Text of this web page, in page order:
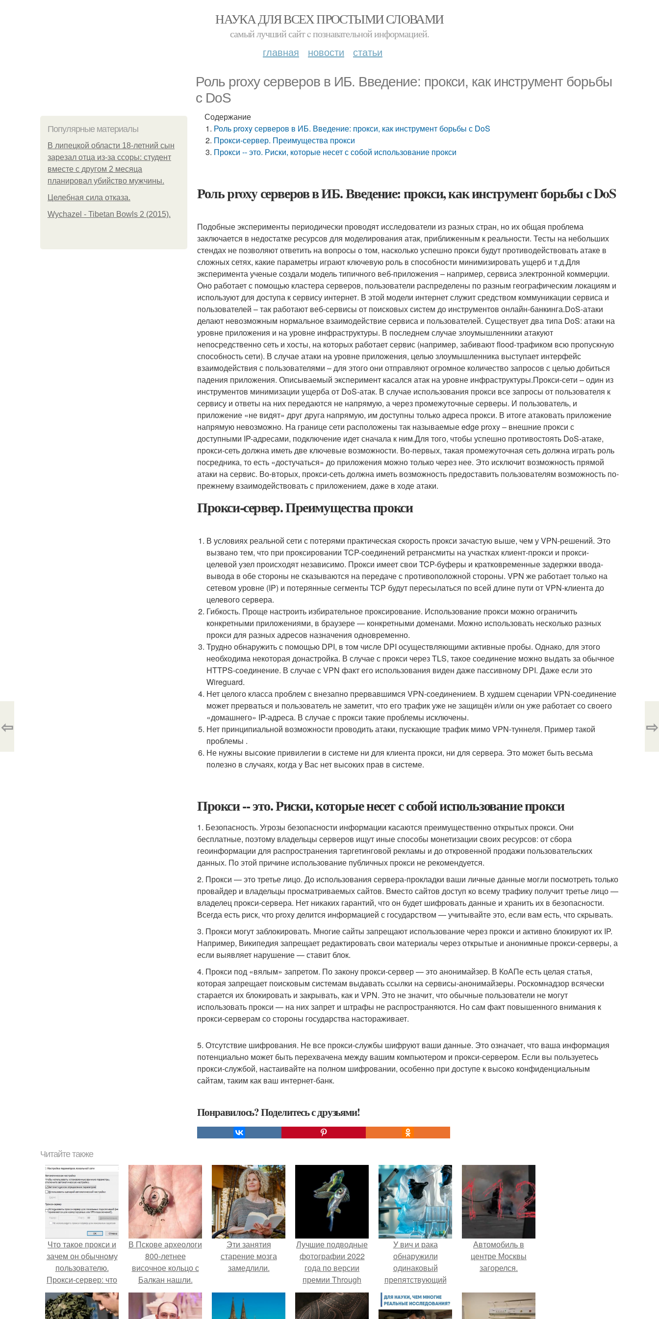
НАУКА ДЛЯ ВСЕХ ПРОСТЫМИ СЛОВАМИ
самый лучший сайт c познавательной информацией.
главная новости статьи
Роль proxy серверов в ИБ. Введение: прокси, как инструмент борьбы
с DoS
Популярные материалы
В липецкой области 18-летний сын
зарезал отца из-за ссоры: студент
вместе с другом 2 месяца
планировал убийство мужчины.
Целебная сила отказа.
Wychazel - Tibetan Bowls 2 (2015).
Содержание
Роль proxy серверов в ИБ. Введение: прокси, как инструмент борьбы с DoS
Прокси-сервер. Преимущества прокси
Прокси -- это. Риски, которые несет с собой использование прокси
Роль proxy серверов в ИБ. Введение: прокси, как инструмент борьбы с DoS
Подобные эксперименты периодически проводят исследователи из разных стран, но их общая проблема
заключается в недостатке ресурсов для моделирования атак, приближенным к реальности. Тесты на небольших
стендах не позволяют ответить на вопросы о том, насколько успешно прокси будут противодействовать атаке в
сложных сетях, какие параметры играют ключевую роль в способности минимизировать ущерб и т.д.Для
эксперимента ученые создали модель типичного веб-приложения – например, сервиса электронной коммерции.
Оно работает с помощью кластера серверов, пользователи распределены по разным географическим локациям и
используют для доступа к сервису интернет. В этой модели интернет служит средством коммуникации сервиса и
пользователей – так работают веб-сервисы от поисковых систем до инструментов онлайн-банкинга.DoS-атаки
делают невозможным нормальное взаимодействие сервиса и пользователей. Существует два типа DoS: атаки на
уровне приложения и на уровне инфраструктуры. В последнем случае злоумышленники атакуют
непосредственно сеть и хосты, на которых работает сервис (например, забивают flood-трафиком всю пропускную
способность сети). В случае атаки на уровне приложения, целью злоумышленника выступает интерфейс
взаимодействия с пользователями – для этого они отправляют огромное количество запросов с целью добиться
падения приложения. Описываемый эксперимент касался атак на уровне инфраструктуры.Прокси-сети – один из
инструментов минимизации ущерба от DoS-атак. В случае использования прокси все запросы от пользователя к
сервису и ответы на них передаются не напрямую, а через промежуточные серверы. И пользователь, и
приложение «не видят» друг друга напрямую, им доступны только адреса прокси. В итоге атаковать приложение
напрямую невозможно. На границе сети расположены так называемые edge proxy – внешние прокси с
доступными IP-адресами, подключение идет сначала к ним.Для того, чтобы успешно противостоять DoS-атаке,
прокси-сеть должна иметь две ключевые возможности. Во-первых, такая промежуточная сеть должна играть роль
посредника, то есть «достучаться» до приложения можно только через нее. Это исключит возможность прямой
атаки на сервис. Во-вторых, прокси-сеть должна иметь возможность предоставить пользователям возможность по-
прежнему взаимодействовать с приложением, даже в ходе атаки.
Прокси-сервер. Преимущества прокси
В условиях реальной сети с потерями практическая скорость прокси зачастую выше, чем у VPN-решений. Это
вызвано тем, что при проксировании TCP-соединений ретрансмиты на участках клиент-прокси и прокси-
целевой узел происходят независимо. Прокси имеет свои TCP-буферы и кратковременные задержки ввода-
вывода в обе стороны не сказываются на передаче с противоположной стороны. VPN же работает только на
сетевом уровне (IP) и потерянные сегменты TCP будут пересылаться по всей длине пути от VPN-клиента до
целевого сервера.
Гибкость. Проще настроить избирательное проксирование. Использование прокси можно ограничить
конкретными приложениями, в браузере — конкретными доменами. Можно использовать несколько разных
прокси для разных адресов назначения одновременно.
Трудно обнаружить с помощью DPI, в том числе DPI осуществляющими активные пробы. Однако, для этого
необходима некоторая донастройка. В случае с прокси через TLS, такое соединение можно выдать за обычное
HTTPS-соединение. В случае с VPN факт его использования виден даже пассивному DPI. Даже если это
Wireguard.
Нет целого класса проблем с внезапно прервавшимся VPN-соединением. В худшем сценарии VPN-соединение
может прерваться и пользователь не заметит, что его трафик уже не защищён и/или он уже работает со своего
«домашнего» IP-адреса. В случае с прокси такие проблемы исключены.
Нет принципиальной возможности проводить атаки, пускающие трафик мимо VPN-туннеля. Пример такой
проблемы .
Не нужны высокие привилегии в системе ни для клиента прокси, ни для сервера. Это может быть весьма
полезно в случаях, когда у Вас нет высоких прав в системе.
Прокси -- это. Риски, которые несет с собой использование прокси
1. Безопасность. Угрозы безопасности информации касаются преимущественно открытых прокси. Они
бесплатные, поэтому владельцы серверов ищут иные способы монетизации своих ресурсов: от сбора
геоинформации для распространения таргетинговой рекламы и до откровенной продажи пользовательских
данных. По этой причине использование публичных прокси не рекомендуется.
2. Прокси — это третье лицо. До использования сервера-прокладки ваши личные данные могли посмотреть только
провайдер и владельцы просматриваемых сайтов. Вместо сайтов доступ ко всему трафику получит третье лицо —
владелец прокси-сервера. Нет никаких гарантий, что он будет шифровать данные и хранить их в безопасности.
Всегда есть риск, что proxy делится информацией с государством — учитывайте это, если вам есть, что скрывать.
3. Прокси могут заблокировать. Многие сайты запрещают использование через прокси и активно блокируют их IP.
Например, Википедия запрещает редактировать свои материалы через открытые и анонимные прокси-серверы, а
если выявляет нарушение — ставит блок.
4. Прокси под «вялым» запретом. По закону прокси-сервер — это анонимайзер. В КоАПе есть целая статья,
которая запрещает поисковым системам выдавать ссылки на сервисы-анонимайзеры. Роскомнадзор всячески
старается их блокировать и закрывать, как и VPN. Это не значит, что обычные пользователи не могут
использовать прокси — на них запрет и штрафы не распространяются. Но сам факт повышенного внимания к
прокси-серверам со стороны государства настораживает.
5. Отсутствие шифрования. Не все прокси-службы шифруют ваши данные. Это означает, что ваша информация
потенциально может быть перехвачена между вашим компьютером и прокси-сервером. Если вы пользуетесь
прокси-службой, настаивайте на полном шифровании, особенно при доступе к высоко конфиденциальным
сайтам, таким как ваш интернет-банк.
Понравилось? Поделитесь с друзьями!
⇦ ⇨
Читайте также
Что такое прокси и
зачем он обычному
пользователю.
Прокси-сервер: что
это такое?
В Пскове археологи
800-летнее
височное кольцо с
Балкан нашли.
Эти занятия
старение мозга
замедлили.
Лучшие подводные
фотографии 2022
года по версии
премии Through
Your Lens.
У вич и рака
обнаружили
одинаковый
препятствующий
лечению механизм.
Автомобиль в
центре Москвы
загорелся.